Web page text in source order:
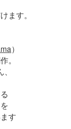
ます。
）
。
す